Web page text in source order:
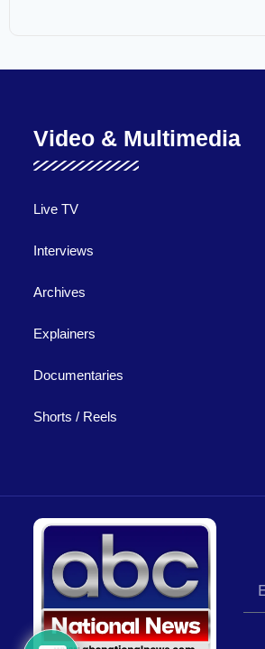
Video & Multimedia
Live TV
Interviews
Archives
Explainers
Documentaries
Shorts / Reels